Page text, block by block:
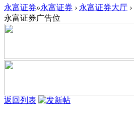
永富证券»永富证券 › 永富证券大厅 ›
永富证券广告位
返回列表